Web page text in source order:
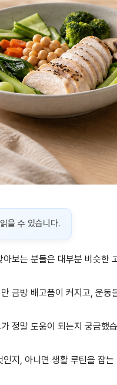
을 수 있습니다.
보는 분들은 대부분 비슷한
금방 배고픔이 커지고, 운
정말 도움이 되는지 궁금했
지, 아니면 생활 루틴을 잡